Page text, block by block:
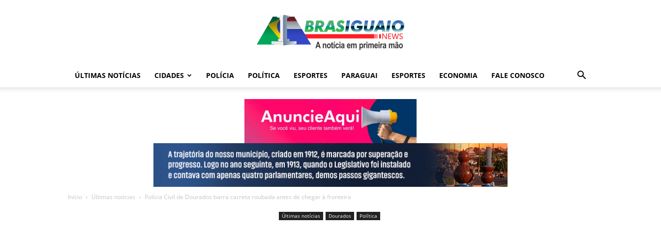
ÚLTIMAS NOTÍCIAS CIDADES POLÍCIA POLÍTICA ESPORTES PARAGUAI ESPORTES ECONOMIA FALE CONOSCO
Início Últimas notícias Polícia Civil de Dourados barra carreta roubada antes de chegar à fronteira
Últimas notícias Dourados Política